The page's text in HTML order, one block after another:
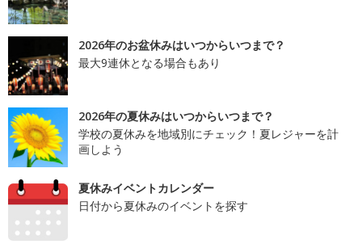
2026年のお盆休みはいつからいつまで？
最大9連休となる場合もあり
2026年の夏休みはいつからいつまで？
学校の夏休みを地域別にチェック！夏レジャーを計
画しよう
夏休みイベントカレンダー
日付から夏休みのイベントを探す